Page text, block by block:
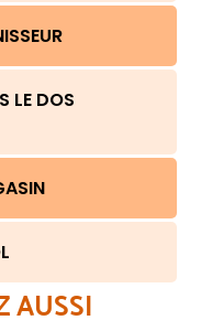
LE DOS
AUSSI